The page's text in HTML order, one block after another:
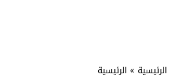
الرئيسية » الرئيسية